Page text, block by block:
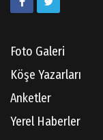
Foto Galeri
Köşe Yazarları
Anketler
Yerel Haberler